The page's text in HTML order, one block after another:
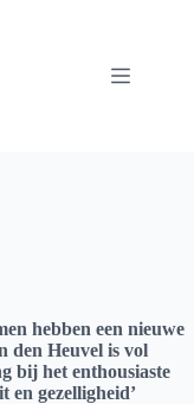
hebben een nieuwe
den Heuvel is vol
bij het enthousiaste
gezelligheid’